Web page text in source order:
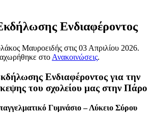
Ενδιαφέροντος
Μαυροειδής στις 03 Απριλίου 2026.
στο Ανακοινώσεις.
Ενδιαφέροντος για την
του σχολείου μας στην Πάρο
Γυμνάσιο – Λύκειο Σύρου